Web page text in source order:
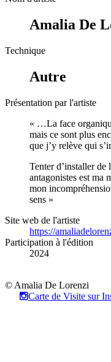
Amalia De
Technique
Autre
Présentation par l'artiste
« …La face
mais ce sont plus
que j’y relève qui
Tenter d’installer de
antagonistes est ma
mon
sens »
Site web de l'artiste
https://
Participation à l'édition
2024
© Amalia De Lorenzi
Carte de Visite sur